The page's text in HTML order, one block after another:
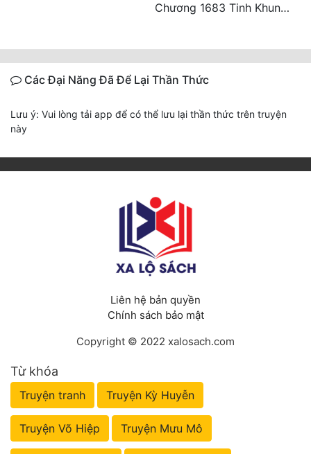
Chương 1683 Tinh Khung Võ Thánh (Hết)
Các Đại Năng Đã Để Lại Thần Thức
Lưu ý: Vui lòng tải app để có thể lưu lại thần thức trên truyện
này
Liên hệ bản quyền
Chính sách bảo mật
Copyright © 2022 xalosach.com
Từ khóa
Truyện tranh Truyện Kỳ Huyễn
Truyện Võ Hiệp Truyện Mưu Mô